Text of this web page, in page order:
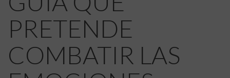
PRETENDE
COMBATIR LAS